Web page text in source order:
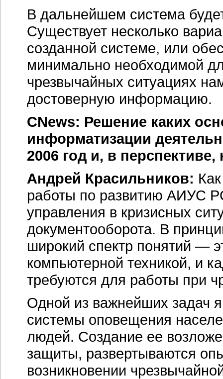
В дальнейшем система
Существует несколько
созданной системе, или
минимально необходимой
чрезвычайных ситуациях
достоверную информацию.
CNews: Решение каких
информатизации
2006 год и, в перспективе,
Андрей Красильников:
работы по развитию АИУС
управления в кризисных
документооборота. В
широкий спектр понятий —
компьютерной техникой, и
требуются для работы при
Одной из важнейших задач
системы оповещения
людей. Создание ее
защиты, развертываются
возникновении